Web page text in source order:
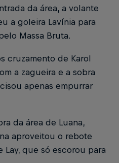
da área, a volante
a goleira Lavínia para
Massa Bruta.
cruzamento de Karol
a zagueira e a sobra
apenas empurrar
da área de Luana,
aproveitou o rebote
Lay, que só escorou para